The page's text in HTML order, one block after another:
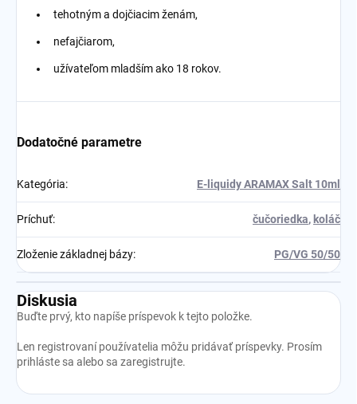
tehotným a dojčiacim ženám,
nefajčiarom,
užívateľom mladším ako 18 rokov.
Dodatočné parametre
Kategória: E-liquidy ARAMAX Salt 10ml
Príchuť: čučoriedka, koláč
Zloženie základnej bázy: PG/VG 50/50
Diskusia
Buďte prvý, kto napíše príspevok k tejto položke.
Len registrovaní používatelia môžu pridávať príspevky. Prosím
prihláste sa alebo sa zaregistrujte.